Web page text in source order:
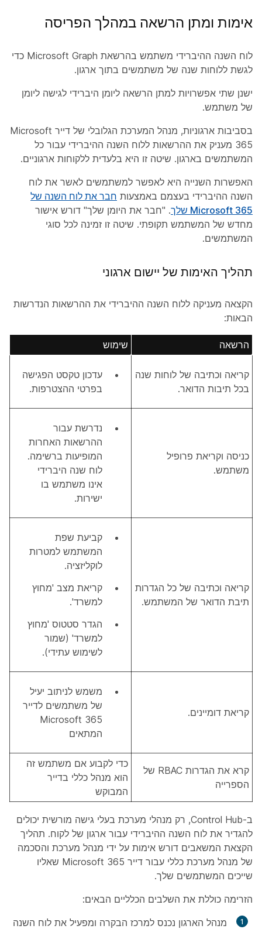
אימות ומתן הרשאה במהלך הפריסה
לוח השנה ההיברידי משתמש בהרשאת Microsoft Graph כדי
לגשת ללוחות שנה של משתמשים בתוך ארגון.
ישנן שתי אפשרויות למתן הרשאה ליומן היברידי לגישה ליומן
של משתמש.
בסביבות ארגוניות, מנהל המערכת הגלובלי של דייר Microsoft
365 מעניק את ההרשאות ללוח השנה ההיברידי עבור כל
המשתמשים בארגון. שיטה זו היא בלעדית ללקוחות ארגוניים.
האפשרות השנייה היא לאפשר למשתמשים לאשר את לוח
השנה ההיברידי בעצמם באמצעות חבר את לוח השנה של
Microsoft 365 שלך
. "חבר את היומן שלך" דורש אישור
מחדש של המשתמש תקופתי. שיטה זו זמינה לכל סוגי
המשתמשים.
תהליך האימות של יישום ארגוני
הקצאה מעניקה ללוח השנה ההיברידי את ההרשאות הנדרשות
הבאות:
הרשאה שימוש
קריאה וכתיבה של לוחות שנה
בכל תיבות הדואר.
עדכון טקסט הפגישה
בפרטי ההצטרפות.
כניסה וקריאת פרופיל
משתמש.
נדרשת עבור
ההרשאות האחרות
המופיעות ברשימה.
לוח שנה היברידי
אינו משתמש בו
ישירות.
קריאה וכתיבה של כל הגדרות
תיבת הדואר של המשתמש.
קביעת שפת
המשתמש למטרות
לוקליזציה.
קריאת מצב 'מחוץ
למשרד'.
הגדר סטטוס 'מחוץ
למשרד' (שמור
לשימוש עתידי).
קריאת דומיינים.
משמש לניתוב יעיל
של משתמשים לדייר
Microsoft 365
המתאים
קרא את הגדרות RBAC של
הספרייה
כדי לקבוע אם משתמש זה
הוא מנהל כללי בדייר
המבוקש
ב-Control Hub, רק מנהלי מערכת בעלי גישה מורשית יכולים
להגדיר את לוח השנה ההיברידי עבור ארגון של לקוח. תהליך
הקצאת המשאבים דורש אימות על ידי מנהל מערכת והסכמה
של מנהל מערכת כללי עבור דייר Microsoft 365 שאליו
שייכים המשתמשים שלך.
הזרימה כוללת את השלבים הכלליים הבאים:
מנהל הארגון נכנס למרכז הבקרה ומפעיל את לוח השנה